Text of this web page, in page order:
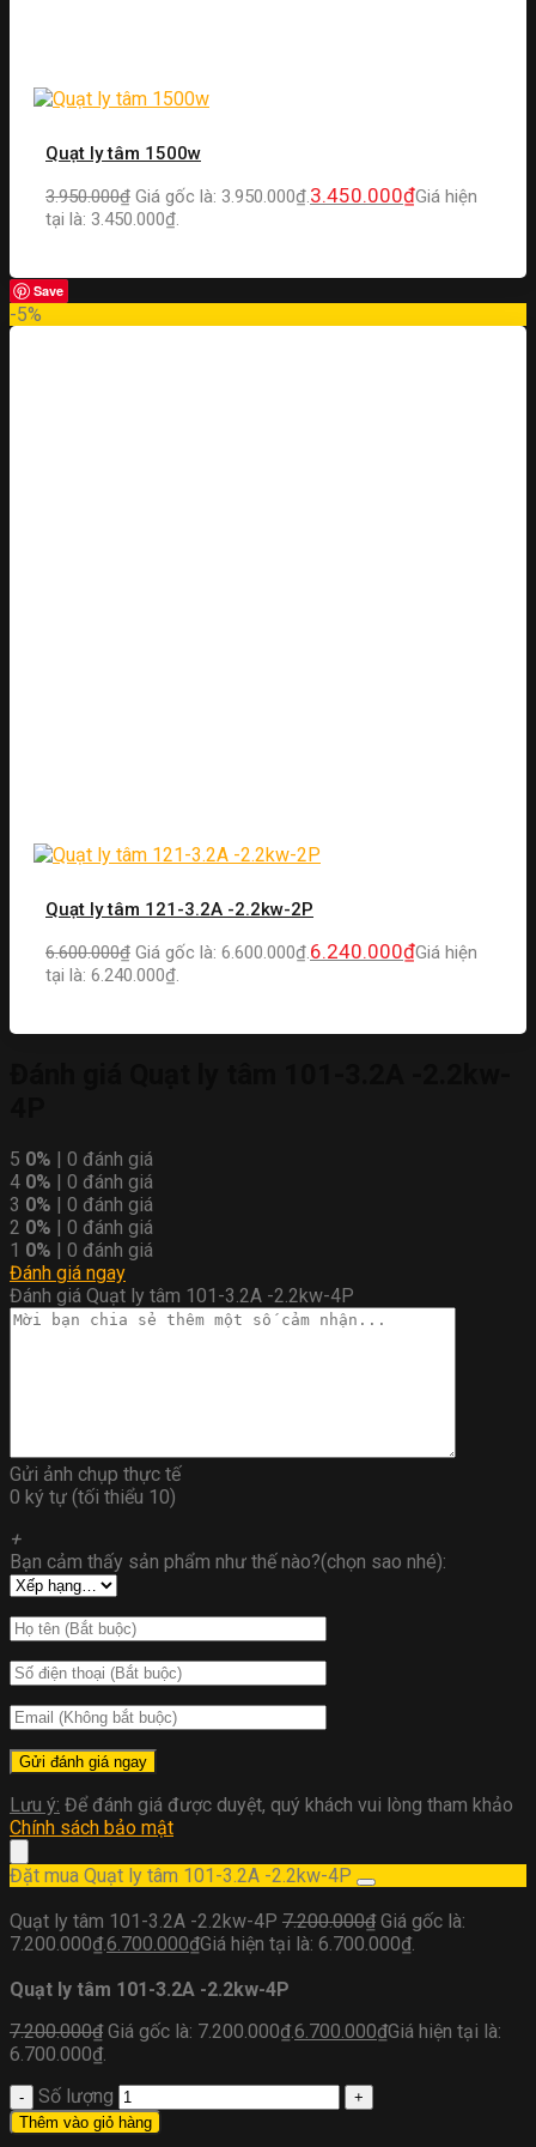
Quạt ly tâm 1500w
3.950.000₫ Giá gốc là: 3.950.000₫.3.450.000₫Giá hiện
tại là: 3.450.000₫.
Save
-5%
Quạt ly tâm 121-3.2A -2.2kw-2P
6.600.000₫ Giá gốc là: 6.600.000₫. 6.240.000₫Giá hiện
tại là: 6.240.000₫.
5 0% | 0 đánh giá
4 0% | 0 đánh giá
3 0% | 0 đánh giá
2 0% | 0 đánh giá
1 0% | 0 đánh giá
Đánh giá ngay
Đánh giá Quạt ly tâm 101-3.2A -2.2kw-4P
Gửi ảnh chụp thực tế
0 ký tự (tối thiểu 10)
+
Bạn cảm thấy sản phẩm như thế nào?(chọn sao nhé):
Lưu ý: Để đánh giá được duyệt, quý khách vui lòng tham khảo
Chính sách bảo mật
Đặt mua Quạt ly tâm 101-3.2A -2.2kw-4P
Quạt ly tâm 101-3.2A -2.2kw-4P 7.200.000₫ Giá gốc là:
7.200.000₫.6.700.000₫Giá hiện tại là: 6.700.000₫.
Quạt ly tâm 101-3.2A -2.2kw-4P
7.200.000₫ Giá gốc là: 7.200.000₫.6.700.000₫Giá hiện tại là:
6.700.000₫.
Số lượng
Thêm vào giỏ hàng